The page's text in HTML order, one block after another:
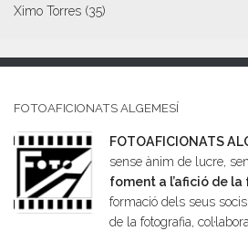
Ximo Torres (35)
FOTOAFICIONATS ALGEMESÍ
FOTOAFICIONATS
sense ànim de lucre,
foment a l’afició de
formació dels seus
de la fotografia,